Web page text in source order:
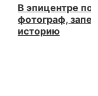
В эпицентре
фотограф,
историю